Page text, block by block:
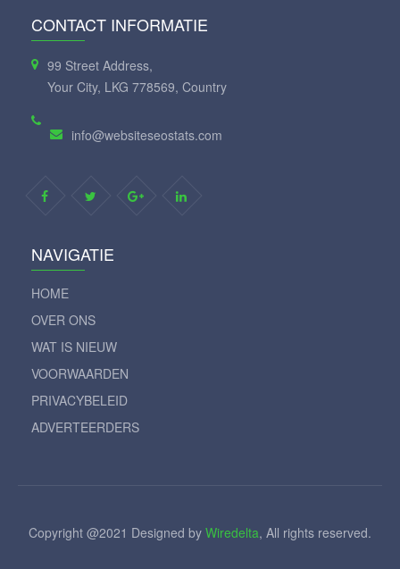
CONTACT INFORMATIE
99 Street Address,
Your City, LKG 778569, Country
info@websiteseostats.com
NAVIGATIE
HOME
OVER ONS
WAT IS NIEUW
VOORWAARDEN
PRIVACYBELEID
ADVERTEERDERS
Copyright @2021 Designed by Wiredelta, All rights reserved.